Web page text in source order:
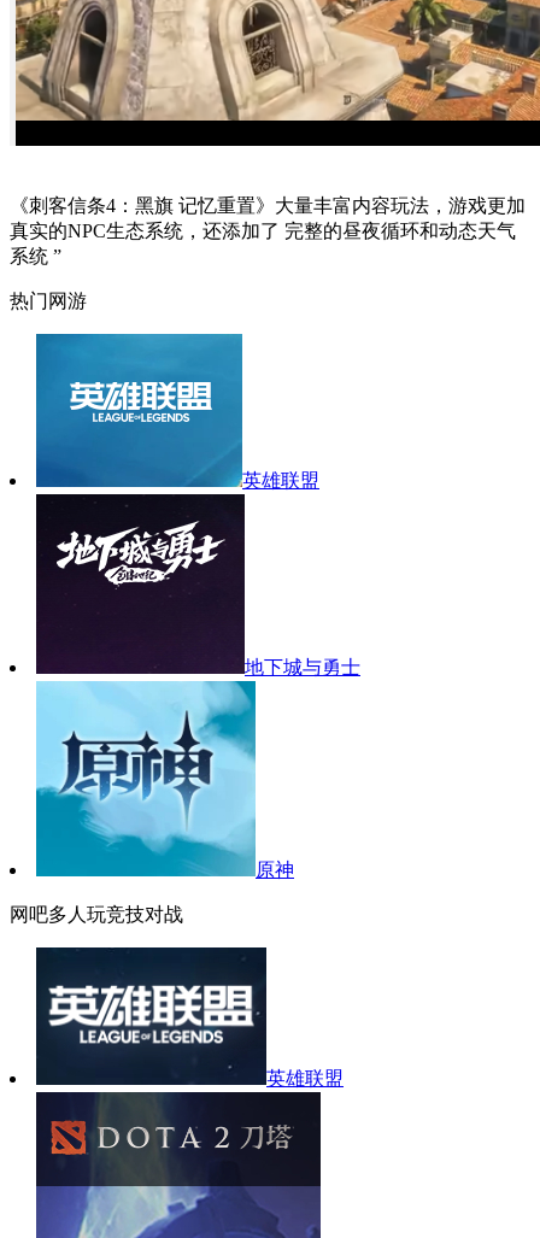
《刺客信条4：黑旗 记忆重置》大量丰富内容玩法，游戏更加
真实的NPC生态系统，还添加了 完整的昼夜循环和动态天气
系统 ”
热门网游
英雄联盟
地下城与勇士
原神
网吧多人玩竞技对战
英雄联盟